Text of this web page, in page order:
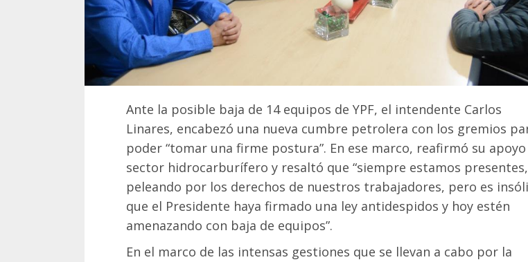
Ante la posible baja de 14 equipos de YPF, el intendente Carlos
Linares, encabezó una nueva cumbre petrolera con los gremios
poder “tomar una firme postura”. En ese marco, reafirmó su
sector hidrocarburífero y resaltó que “siempre estamos presentes,
peleando por los derechos de nuestros trabajadores, pero es
que el Presidente haya firmado una ley antidespidos y hoy estén
amenazando con baja de equipos”.
En el marco de las intensas gestiones que se llevan a cabo por la